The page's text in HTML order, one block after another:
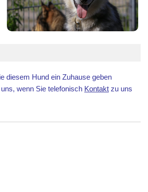
diesem Hund ein Zuhause geben
wenn Sie telefonisch Kontakt zu uns